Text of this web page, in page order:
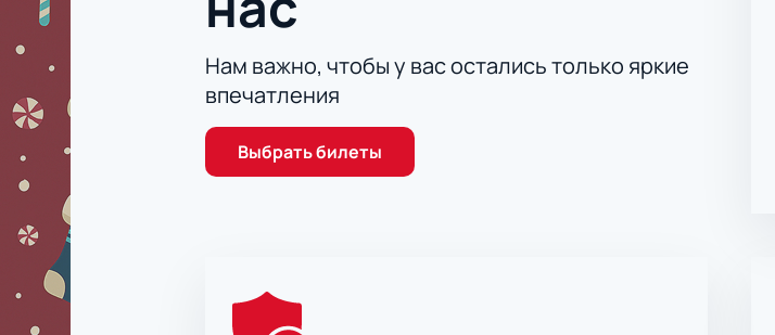
Нам важно, чтобы у вас остались только яркие
впечатления
Выбрать билеты